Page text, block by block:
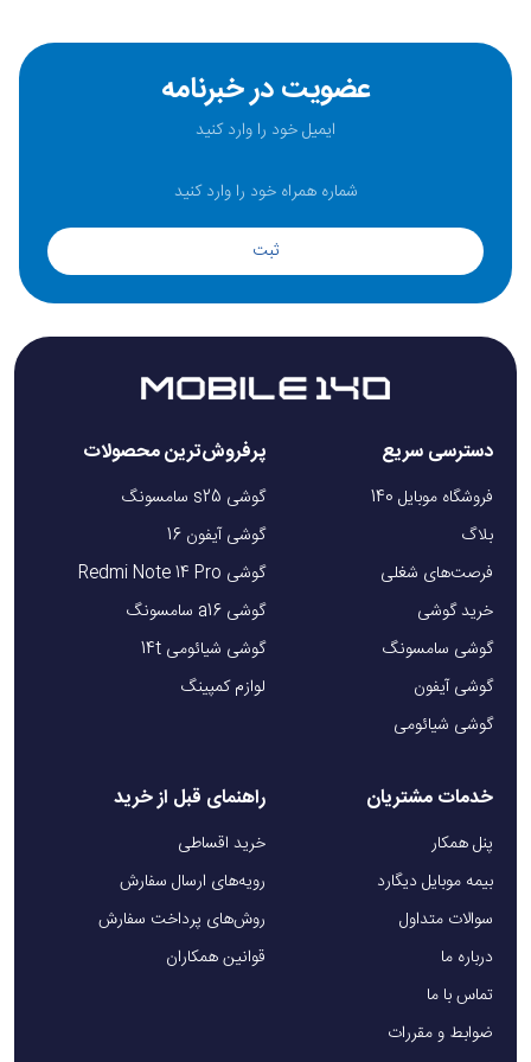
USB-C (5V/3A، 9V/2A)
Micro USB (5V/2A)
پورت‌های خروجی
USB-C (20 وات)
USB-A (22.5 وات)
کابل Type-C داخلی (20 وات)
شارژ هم‌زمان
: امکان شارژ تا 3 دستگاه به صورت
امنیت و حفاظت هوشمند دستگاه‌ها
مجهز به سیستم Multi Protection شامل محافظت در
برابر:
نوسانات ولتاژ و جریان
کدام 25% ظرفیت)
عضویت در خبرنامه
ثبت
دسترسی سریع
فروشگاه موبایل 140
بلاگ
فرصت‌های شغلی
خرید گوشی
گوشی سامسونگ
گوشی آیفون
گوشی شیائومی
پرفروش‌ترین محصولات
گوشی s25 سامسونگ
گوشی آیفون 16
گوشی Redmi Note 14 Pro
گوشی a16 سامسونگ
گوشی شیائومی 14t
لوازم کمپینگ
خدمات مشتریان
پنل همکار
بیمه موبایل دیگارد
سوالات متداول
درباره ما
تماس با ما
ضوابط و مقررات
راهنمای قبل از خرید
خرید اقساطی
رویه‌های ارسال سفارش
روش‌های پرداخت سفارش
قوانین همکاران